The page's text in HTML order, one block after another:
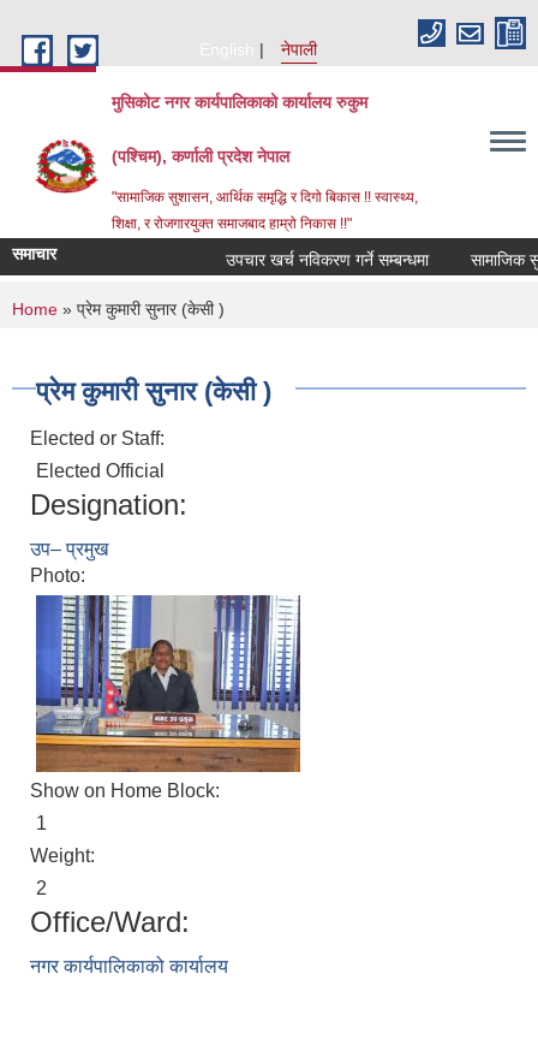
English
नेपाली
मुसिकोट नगर कार्यपालिकाको कार्यालय रुकुम
(पश्चिम), कर्णाली प्रदेश नेपाल
"सामाजिक सुशासन, आर्थिक समृद्धि र दिगो बिकास !! स्वास्थ्य,
शिक्षा, र रोजगारयुक्त समाजबाद हाम्रो निकास !!"
समाचार उपचार खर्च नविकरण गर्ने सम्बन्धमा
You are here
Home » प्रेम कुमारी सुनार (केसी )
प्रेम कुमारी सुनार (केसी )
Elected or Staff:
Elected Official
Designation:
उप– प्रमुख
Photo:
Show on Home Block:
1
Weight:
2
Office/Ward:
नगर कार्यपालिकाको कार्यालय